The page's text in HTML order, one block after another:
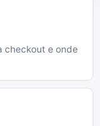
checkout e onde